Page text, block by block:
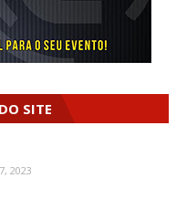
SITE
2023